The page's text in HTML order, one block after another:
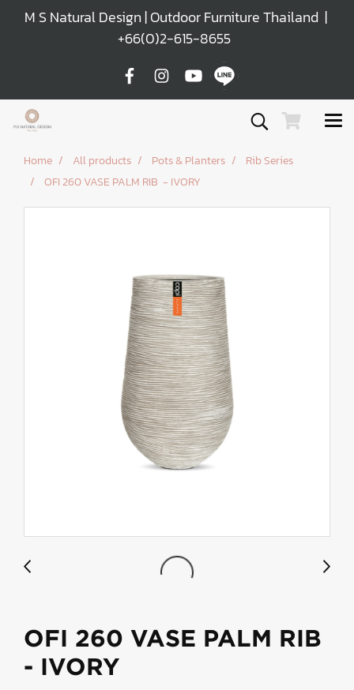
M S Natural Design | Outdoor Furniture Thailand |
+66(0)2-615-8655
Home All products Pots & Planters
Rib Series
OFI 260 VASE PALM RIB - IVORY
OFI 260 VASE PALM RIB
- IVORY